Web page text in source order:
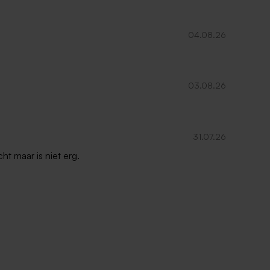
04.08.26
03.08.26
31.07.26
maar is niet erg.